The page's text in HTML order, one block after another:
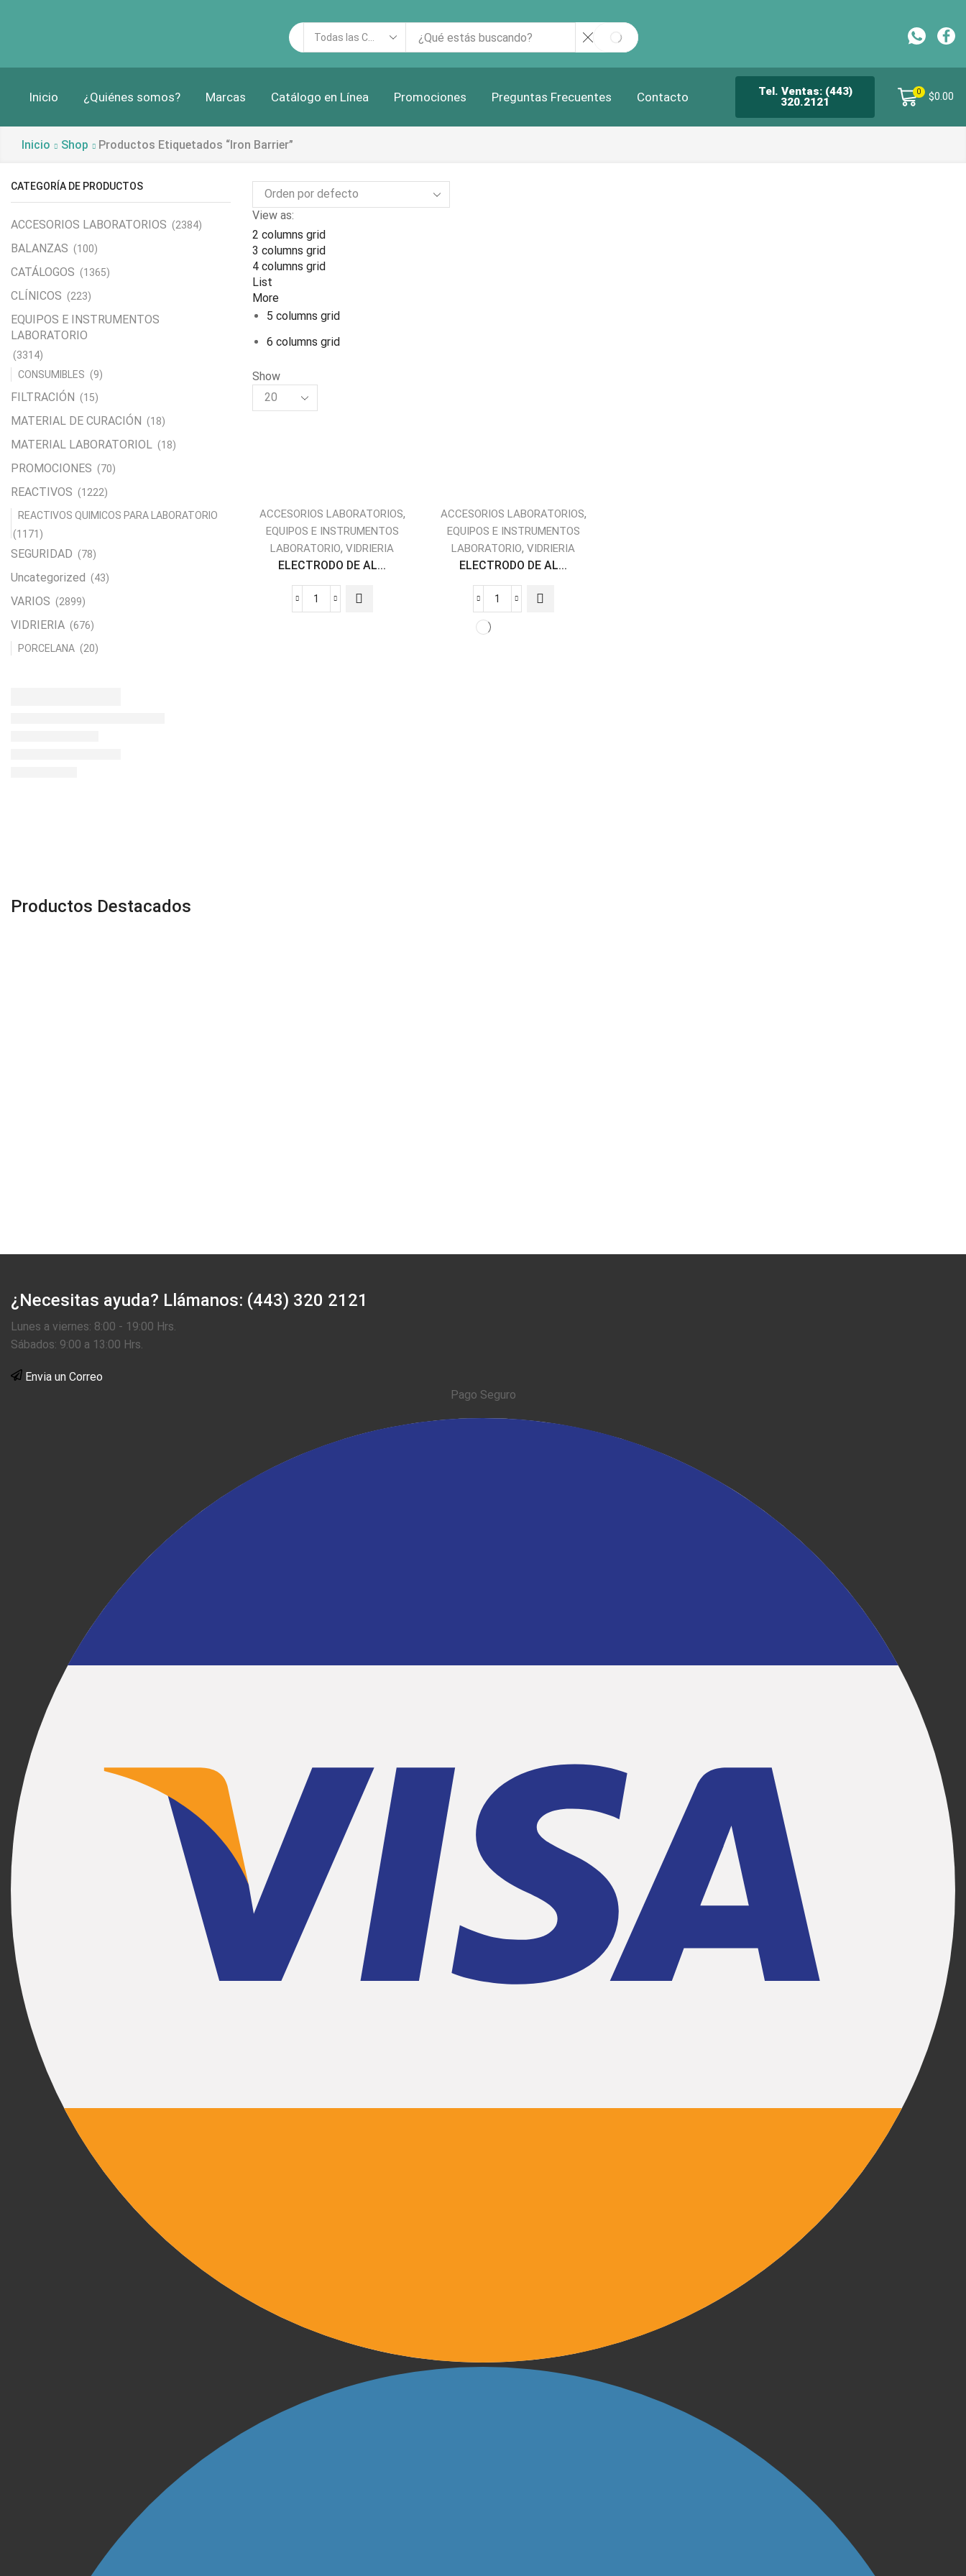
Search
SEARCH
Inicio ¿Quiénes somos? Marcas Catálogo en Línea Promociones Preguntas Frecuentes Contacto
Tel. Ventas: (443)
320.2121
0 $0.00
Inicio Shop Productos Etiquetados “iron Barrier”
View as:
2 columns grid
3 columns grid
4 columns grid
List
More
5 columns grid
6 columns grid
Show
Products
per
ACCESORIOS LABORATORIOS,
EQUIPOS E INSTRUMENTOS
LABORATORIO, VIDRIERIA
ELECTRODO DE AL...
ELECTRODO
ACCESORIOS LABORATORIOS,
EQUIPOS E INSTRUMENTOS
LABORATORIO, VIDRIERIA
ELECTRODO DE AL...
ELECTRODO
CATEGORÍA DE PRODUCTOS
ACCESORIOS LABORATORIOS (2384)
BALANZAS (100)
CATÁLOGOS (1365)
CLÍNICOS (223)
EQUIPOS E INSTRUMENTOS
LABORATORIO
(3314)
CONSUMIBLES (9)
FILTRACIÓN (15)
MATERIAL DE CURACIÓN (18)
MATERIAL LABORATORIOL (18)
PROMOCIONES (70)
REACTIVOS (1222)
REACTIVOS QUIMICOS PARA LABORATORIO
(1171)
SEGURIDAD (78)
Uncategorized (43)
VARIOS (2899)
VIDRIERIA (676)
PORCELANA (20)
Productos Destacados
¿Necesitas ayuda? Llámanos: (443) 320 2121
Lunes a viernes: 8:00 - 19:00 Hrs.
Sábados: 9:00 a 13:00 Hrs.
Envia un Correo
Pago Seguro